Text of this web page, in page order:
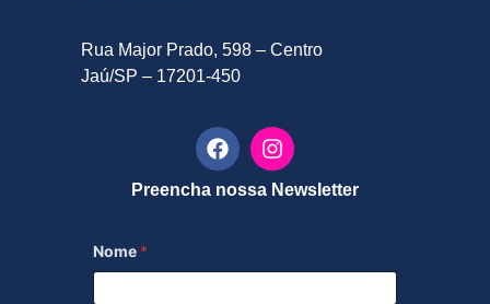
Rua Major Prado, 598 – Centro
Jaú/SP – 17201-450
Preencha nossa Newsletter
Nome *